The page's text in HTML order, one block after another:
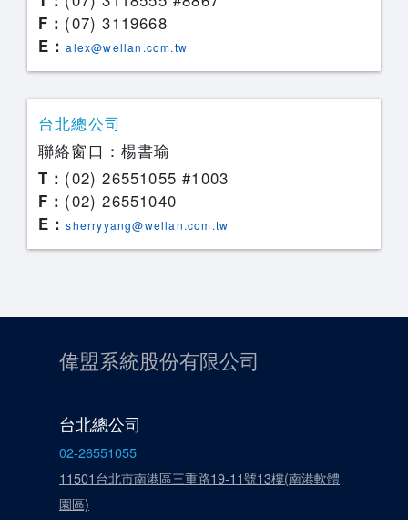
F： (07) 3119668
E：alex@wellan.com.tw
台北總公司
聯絡窗口：楊書瑜
T： (02) 26551055 #1003
F： (02) 26551040
E：sherryyang@wellan.com.tw
偉盟系統股份有限公司
台北總公司
02-26551055
11501台北市南港區三重路19-11號13樓(南港軟體
園區)